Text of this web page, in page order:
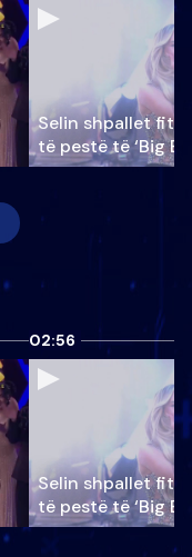
Selin shpallet
të pestë të ‘Big
02:56
Selin shpallet
të pestë të ‘Big